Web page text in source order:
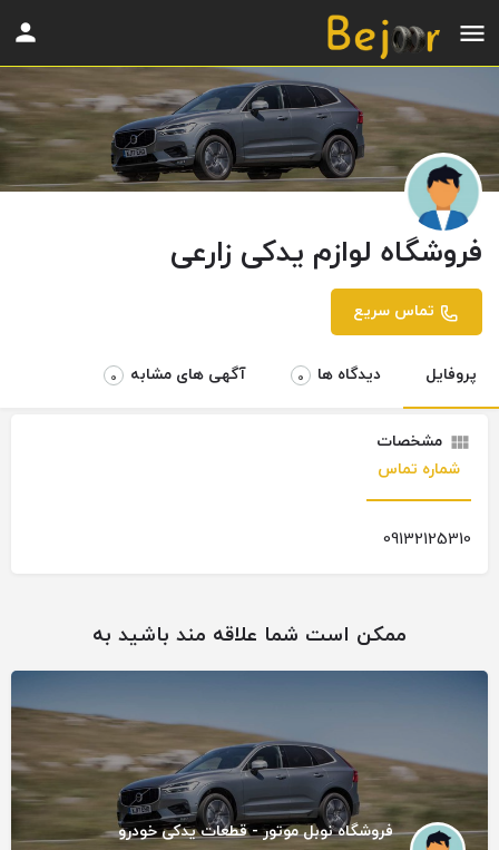
فروشگاه لوازم یدکی زارعی
تماس سریع
پروفایل دیدگاه ها 0 آگهی های مشابه 0
مشخصات
شماره تماس
09132125310
ممکن است شما علاقه مند باشید به
فروشگاه نوبل موتور - قطعات یدکی خودرو